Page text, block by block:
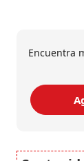
Encuentra